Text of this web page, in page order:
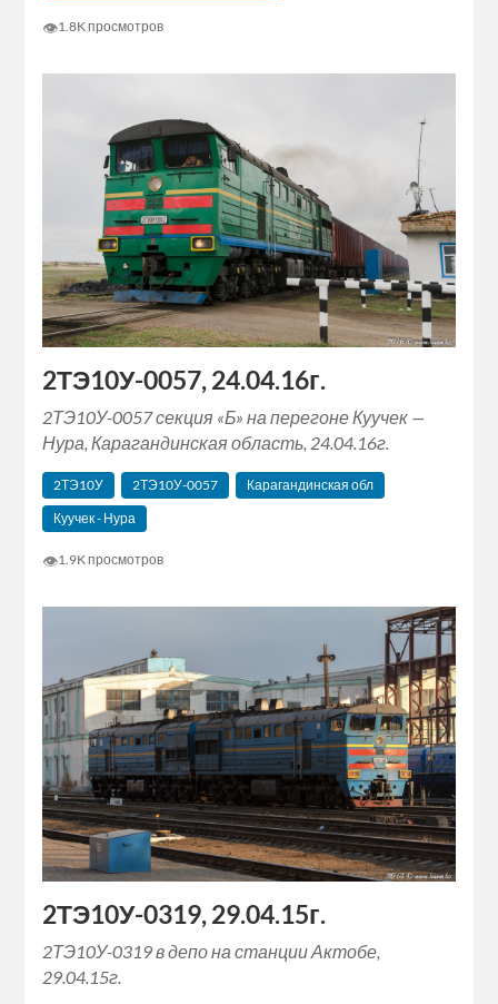
👁1.8K просмотров
2ТЭ10У-0057, 24.04.16г.
2ТЭ10У-0057 секция «Б» на перегоне Куучек —
Нура, Карагандинская область, 24.04.16г.
2ТЭ10У 2ТЭ10У-0057
Карагандинская обл
Куучек - Нура
👁1.9K просмотров
2ТЭ10У-0319, 29.04.15г.
2ТЭ10У-0319 в депо на станции Актобе,
29.04.15г.